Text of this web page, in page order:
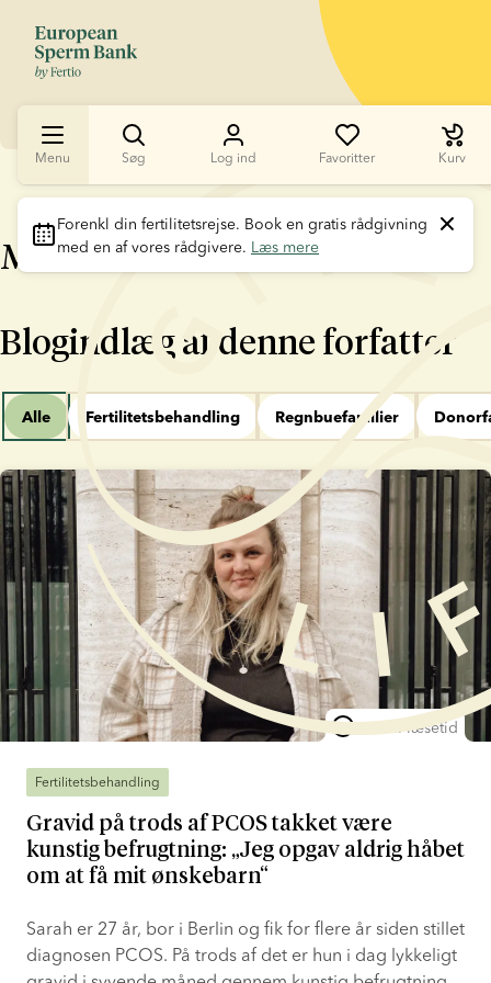
Menu Søg Log ind Favoritter Kurv
Forenkl din fertilitetsrejse. Book en gratis rådgivning
med en af vores rådgivere. Læs mere
Matilde Hansen
Blogindlæg af denne forfatter
Alle Fertilitetsbehandling Regnbuefamilier
5 min. læsetid
Fertilitetsbehandling
Gravid på trods af PCOS takket være
kunstig befrugtning: „Jeg opgav aldrig håbet
om at få mit ønskebarn“
Sarah er 27 år, bor i Berlin og fik for flere år siden stillet
diagnosen PCOS. På trods af det er hun i dag lykkeligt